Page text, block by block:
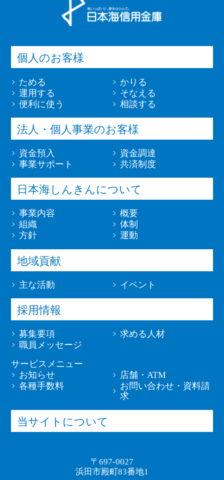
個人のお客様
ためる
かりる
運用する
そなえる
便利に使う
相談する
法人・個人事業のお客様
資金預入
資金調達
事業サポート
共済制度
日本海しんきんについて
事業内容
概要
組織
体制
方針
運動
地域貢献
主な活動 イベント
採用情報
募集要項
求める人材
職員メッセージ
サービスメニュー
お知らせ
店舗・ATM
各種手数料
お問い合わせ・資料請
求
当サイトについて
〒697-0027
浜田市殿町83番地1